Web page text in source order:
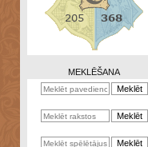
Zināšanu
kalkulators
MEKLĒŠANA